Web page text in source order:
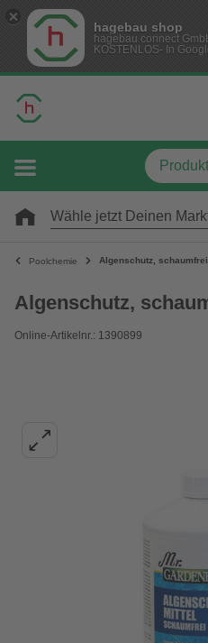
hagebau shop
hagebau connect
KOSTENLOS- In
Wähle jetzt Deinen
Poolchemie Algenschutz,
Algenschutz,
Online-Artikelnr.: 1390899